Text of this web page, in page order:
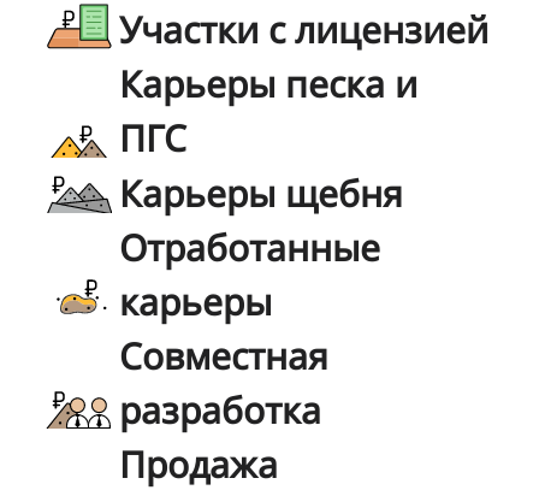
Участки с лицензией
Карьеры песка и
ПГС
Карьеры щебня
Отработанные
карьеры
Совместная
разработка
Продажа